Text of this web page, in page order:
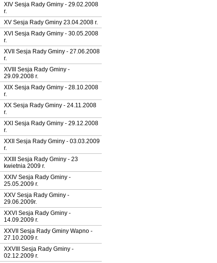
XIV Sesja Rady Gminy - 29.02.2008
r.
XV Sesja Rady Gminy 23.04.2008 r.
XVI Sesja Rady Gminy - 30.05.2008
r.
XVII Sesja Rady Gminy - 27.06.2008
r.
XVIII Sesja Rady Gminy -
29.09.2008 r.
XIX Sesja Rady Gminy - 28.10.2008
r.
XX Sesja Rady Gminy - 24.11.2008
r.
XXI Sesja Rady Gminy - 29.12.2008
r.
XXII Sesja Rady Gminy - 03.03.2009
r.
XXIII Sesja Rady Gminy - 23
kwietnia 2009 r.
XXIV Sesja Rady Gminy -
25.05.2009 r.
XXV Sesja Rady Gminy -
29.06.2009r.
XXVI Sesja Rady Gminy -
14.09.2009 r.
XXVII Sesja Rady Gminy Wapno -
27.10.2009 r.
XXVIII Sesja Rady Gminy -
02.12.2009 r.